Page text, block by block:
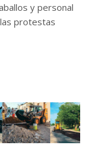
y personal
protestas